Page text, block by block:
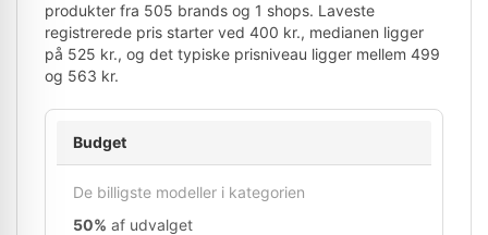
produkter fra 505 brands og 1 shops. Laveste
registrerede pris starter ved 400 kr., medianen ligger
på 525 kr., og det typiske prisniveau ligger mellem 499
og 563 kr.
Budget
De billigste modeller i kategorien
50% af udvalget